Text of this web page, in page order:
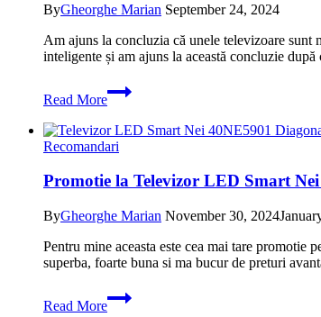
la
ByGheorghe Marian September 24, 2024
Am ajuns la concluzia că unele televizoare sunt
inteligente și am ajuns la această concluzie
Read More
Unele
televizoare
mai
interesante
Recomandari
Promotie la Televizor LED Smart
ByGheorghe Marian November 30, 2024
Pentru mine aceasta este cea mai tare
superba, foarte buna si ma bucur de preturi
Read More
Promotie
la